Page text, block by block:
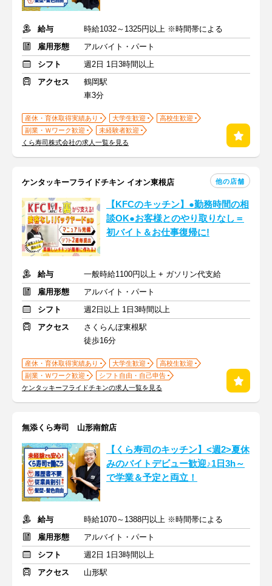
給与
時給1032～1325円以上 ※時間帯による
雇用形態
アルバイト・パート
シフト
週2日 1日3時間以上
アクセス
鶴岡駅
車3分
産休・育休取得実績あり 大学生歓迎
高校生歓迎
副業・Ｗワーク歓迎
未経験者歓迎
くら寿司株式会社の求人一覧を見る
ケンタッキーフライドチキン イオン東根店 他の店舗
【KFCのキッチン】●勤務時間の相
談OK●お客様とのやり取りなし＝
初バイト＆お仕事復帰に!
給与
一般時給1100円以上 + ガソリン代支給
雇用形態
アルバイト・パート
シフト
週2日以上 1日3時間以上
アクセス
さくらんぼ東根駅
徒歩16分
産休・育休取得実績あり 大学生歓迎
高校生歓迎
副業・Ｗワーク歓迎
シフト自由・自己申告
ケンタッキーフライドチキンの求人一覧を見る
無添くら寿司 山形南館店
【くら寿司のキッチン】<週2>夏休
みのバイトデビュー歓迎♪1日3h～
で学業＆予定と両立！
給与
時給1070～1388円以上 ※時間帯による
雇用形態
アルバイト・パート
シフト
週2日 1日3時間以上
アクセス
山形駅